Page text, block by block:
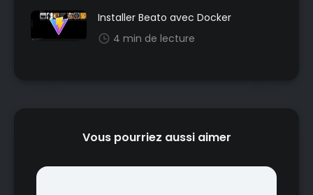
Installer Beato avec Docker
4 min de lecture
Vous pourriez aussi aimer